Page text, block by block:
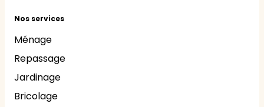
Nos services
Ménage
Repassage
Jardinage
Bricolage